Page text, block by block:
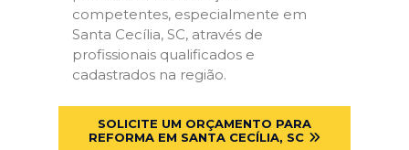
competentes, especialmente em
Santa Cecília, SC, através de
profissionais qualificados e
cadastrados na região.
SOLICITE UM ORÇAMENTO PARA
REFORMA EM SANTA CECÍLIA, SC